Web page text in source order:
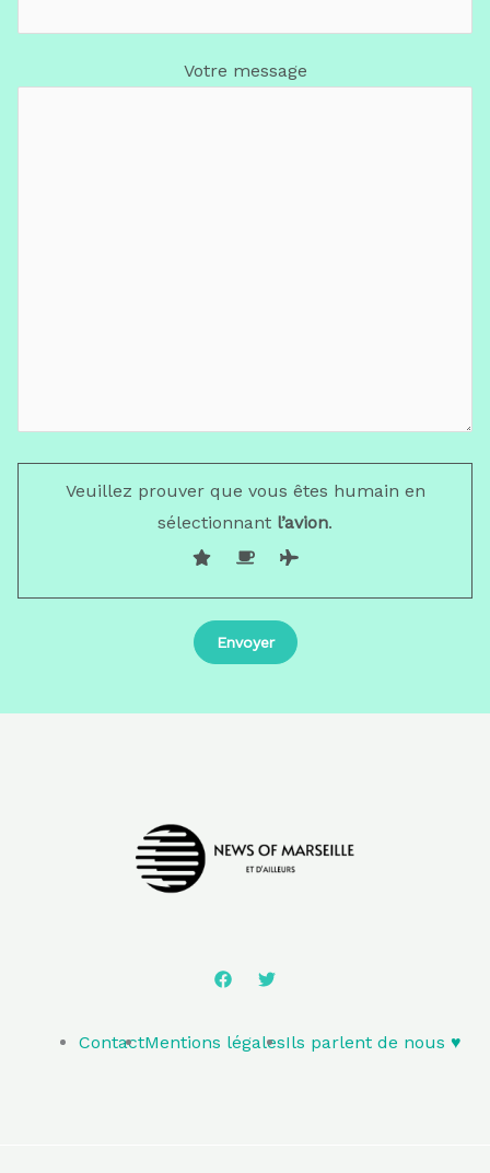
Votre message
Veuillez prouver que vous êtes humain en
sélectionnant l’avion.
ContactMentions légalesIls parlent de nous ♥️